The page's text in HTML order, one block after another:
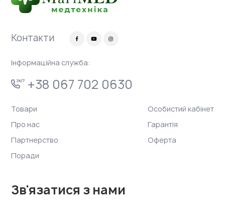
Контакти
Інформаційна служба:
+38 067 702 0630
Товари
Про нас
Партнерство
Поради
Особистий кабінет
Гарантія
Оферта
Зв'язатися з нами